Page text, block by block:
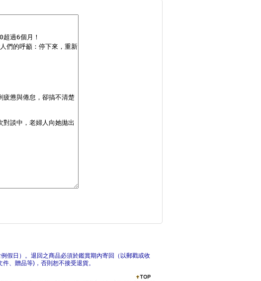
假日）。退回之商品必須於鑑賞期內寄回（以郵戳或收
、贈品等)，否則恕不接受退貨。